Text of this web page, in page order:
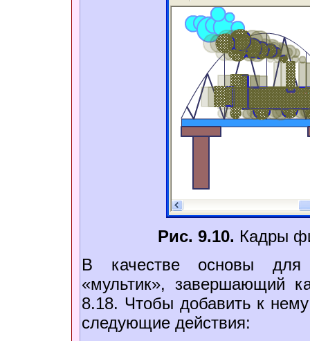
Рис. 9.10. Кадры
В качестве основы для
«мультик», завершающий
8.18. Чтобы добавить к
следующие действия: